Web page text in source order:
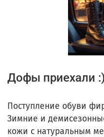
Дофы приехали :)
Поступление обуви
Зимние и
кожи с натуральным